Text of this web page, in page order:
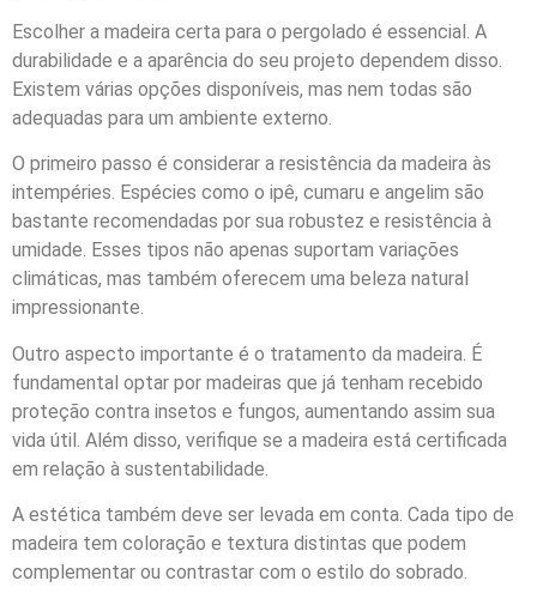
Escolher a madeira certa para o pergolado é essencial. A
durabilidade e a aparência do seu projeto dependem disso.
Existem várias opções disponíveis, mas nem todas são
adequadas para um ambiente externo.
O primeiro passo é considerar a resistência da madeira às
intempéries. Espécies como o ipê, cumaru e angelim são
bastante recomendadas por sua robustez e resistência à
umidade. Esses tipos não apenas suportam variações
climáticas, mas também oferecem uma beleza natural
impressionante.
Outro aspecto importante é o tratamento da madeira. É
fundamental optar por madeiras que já tenham recebido
proteção contra insetos e fungos, aumentando assim sua
vida útil. Além disso, verifique se a madeira está certificada
em relação à sustentabilidade.
A estética também deve ser levada em conta. Cada tipo de
madeira tem coloração e textura distintas que podem
complementar ou contrastar com o estilo do sobrado.